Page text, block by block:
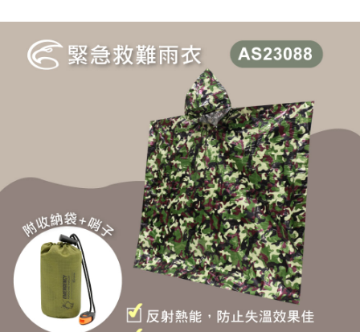
2.基於同意付款使用「大哥付你分期」之契約關係目的，商店將以您的個人
資料（包含姓名、電話或地址）提供予台灣大哥大進項蒐集、處理及利用，
由本公司與您本人進行分期帳單所需資料之確認、核對及更正。
3.完整用戶服務條款，請詳閱以下連結：https://oppay.tw/userRule
購買商品的店家。未經商家同意取消之訂單仍視為有效，需透過AFTEE先享
※ 交易是否成功請以「AFTEE先享後付 」之結帳頁面顯示為準，若有關於
是否繳費成功／繳費後需取消欲退款等相關疑問，請聯繫「AFTEE先享後付
https://netprotections.freshdesk.com/support/home
１．透過由恩沛科技股份有限公司提供之「AFTEE先享後付」服務完成之交
易，需依本服務之必要範圍內提供個人資料，並將交易相關給付款項請求債
權轉讓予恩沛科技股份有限公司。
２．關於個人資料處理事宜，請瀏覽以下網址：
https://aftee.tw/terms/#terms3
３．未成年的使用者請事先徵得法定代理人或監護人之同意方可使用
「AFTEE先享後付」，若未經同意申辦者引起之損失，本公司不負相關責
任。
４．使用「AFTEE先享後付」時，將依據個別帳號之用戶狀況，依本公司即
時審查核予不同之上限額度；若仍有額度不足之情形，本公司將視審查結果
請求用戶進行身份認證。
５．嚴禁一人註冊多個帳號或使用他人資訊註冊。若發現惡意使用之情形，
恩沛科技股份有限公司將有權停止該用戶之使用額度並採取法律行動。
每筆NT$100，滿NT$799(含以上)免運費
每筆NT$130，滿NT$3,000(含以上)免運費